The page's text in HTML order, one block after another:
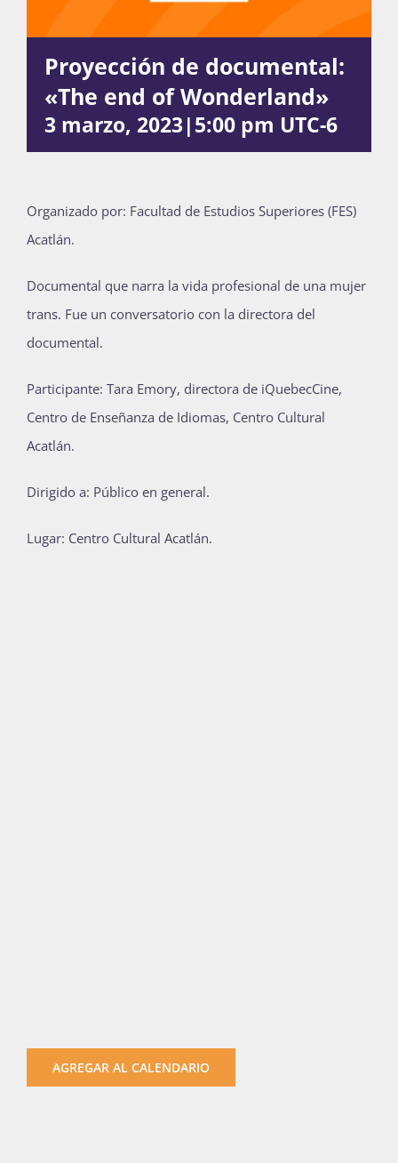
Actividades
La Boletina
Blog
Recursos
Publicaciones
Bienvenida generación 2027-1
Proyección de documental:
«The end of Wonderland»
3 marzo, 2023|5:00 pm UTC-6
Organizado por: Facultad de Estudios Superiores (FES)
Acatlán.
Documental que narra la vida profesional de una mujer
trans. Fue un conversatorio con la directora del
documental.
Participante: Tara Emory, directora de iQuebecCine,
Centro de Enseñanza de Idiomas, Centro Cultural
Acatlán.
Dirigido a: Público en general.
Lugar: Centro Cultural Acatlán.
AGREGAR AL CALENDARIO